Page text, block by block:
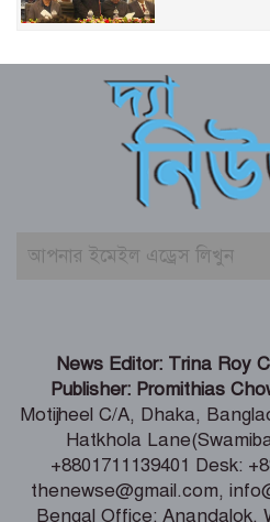
কাজ করছে
যশোর সিমান্ত
মাদকদ্রব্য ও
বাঁশখালীকে
হাওরে বাড়বে
বাতিলের
কৃষিমন্ত্রী
তরুণদের
উন্নয়ন –
News Editor: Trina Roy
Publisher: Promithias
Motijheel C/A, Dhaka,
Hatkhola
+8801711139401 Desk:
thenewse@gmail.com,
Bengal Office: Anandalok,